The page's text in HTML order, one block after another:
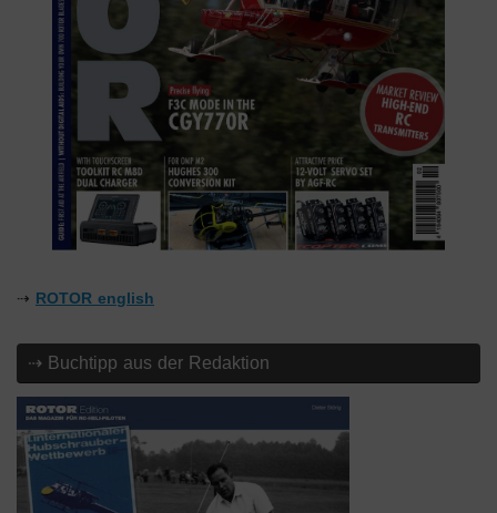
⇢ ROTOR english
⇢ Buchtipp aus der Redaktion